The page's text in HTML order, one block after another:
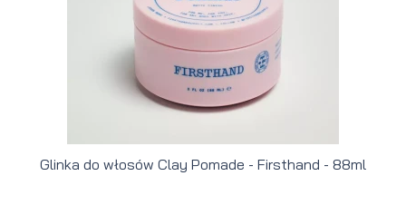
Glinka do włosów Clay Pomade - Firsthand - 88ml